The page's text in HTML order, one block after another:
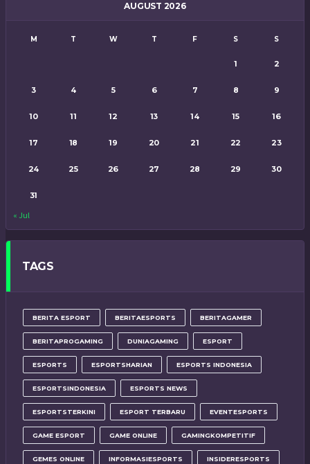
AUGUST 2026
M T W T F S S
1 2
3 4 5 6 7 8 9
10 11 12 13 14 15 16
17 18 19 20 21 22 23
24 25 26 27 28 29 30
31
« Jul
TAGS
BERITA ESPORT BERITAESPORTS BERITAGAMER
BERITAPROGAMING DUNIAGAMING ESPORT
ESPORTS ESPORTSHARIAN ESPORTS INDONESIA
ESPORTSINDONESIA ESPORTS NEWS
ESPORTSTERKINI ESPORT TERBARU EVENTESPORTS
GAME ESPORT GAME ONLINE GAMINGKOMPETITIF
GEMES ONLINE INFORMASIESPORTS INSIDERESPORTS